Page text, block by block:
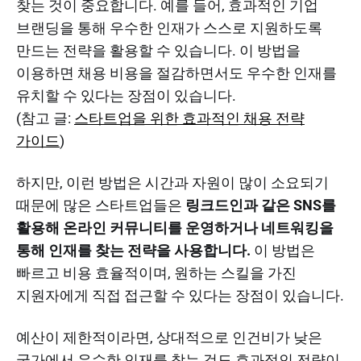
찾는 것이 중요합니다. 예를 들어, 효과적인 기업
브랜딩을 통해 우수한 인재가 스스로 지원하도록
만드는 전략을 활용할 수 있습니다. 이 방법을
이용하면 채용 비용을 절감하면서도 우수한 인재를
유치할 수 있다는 장점이 있습니다.
(참고 글: 스타트업을 위한 효과적인 채용 전략
가이드)
하지만, 이런 방법은 시간과 자원이 많이 소요되기
때문에 많은 스타트업들은 링크드인과 같은 SNS를
활용해 온라인 커뮤니티를 운영하거나 네트워킹을
통해 인재를 찾는 전략을 사용합니다. 이 방법은
빠르고 비용 효율적이며, 원하는 스킬을 가진
지원자에게 직접 접근할 수 있다는 장점이 있습니다.
예산이 제한적이라면, 상대적으로 인건비가 낮은